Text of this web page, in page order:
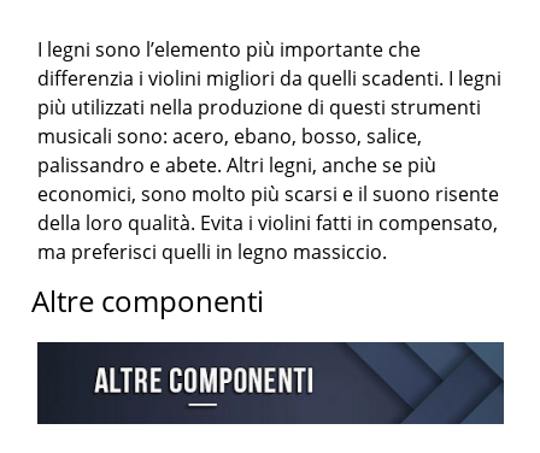
I legni sono l’elemento più importante che
differenzia i violini migliori da quelli scadenti. I legni
più utilizzati nella produzione di questi strumenti
musicali sono: acero, ebano, bosso, salice,
palissandro e abete. Altri legni, anche se più
economici, sono molto più scarsi e il suono risente
della loro qualità. Evita i violini fatti in compensato,
ma preferisci quelli in legno massiccio.
Altre componenti